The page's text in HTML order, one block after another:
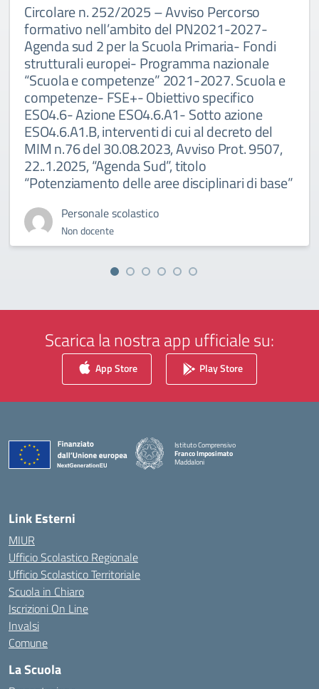
Circolare n. 252/2025 – Avviso Percorso
formativo nell’ambito del PN2021-2027-
Agenda sud 2 per la Scuola Primaria- Fondi
strutturali europei- Programma nazionale
“Scuola e competenze” 2021-2027. Scuola e
competenze- FSE+- Obiettivo specifico
ESO4.6- Azione ESO4.6.A1- Sotto azione
ESO4.6.A1.B, interventi di cui al decreto del
MIM n.76 del 30.08.2023, Avviso Prot. 9507,
22..1.2025, “Agenda Sud”, titolo
“Potenziamento delle aree disciplinari di base”
Personale scolastico
Non docente
Scarica la nostra app ufficiale su:
App Store Play Store
Istituto Comprensivo
Franco Imposimato
Maddaloni
Link Esterni
MIUR
Ufficio Scolastico Regionale
Ufficio Scolastico Territoriale
Scuola in Chiaro
Iscrizioni On Line
Invalsi
Comune
La Scuola